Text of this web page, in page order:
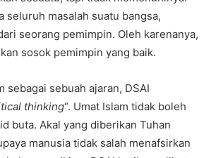
seluruh masalah suatu bangsa,
seorang pemimpin. Oleh karenanya,
sosok pemimpin yang baik.
sebagai sebuah ajaran, DSAI
thinking“. Umat Islam tidak boleh
buta. Akal yang diberikan Tuhan
manusia tidak salah menafsirkan